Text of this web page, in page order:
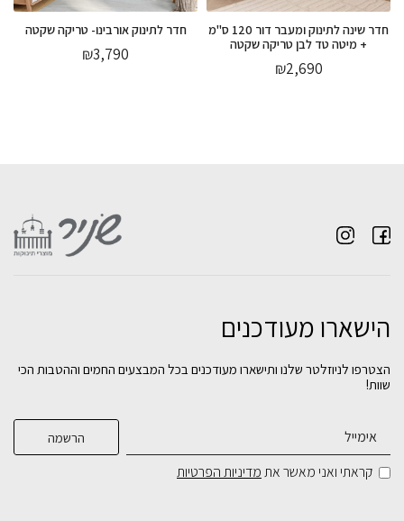
חדר שינה לתינוק ומעבר דור 120 ס"מ
+ מיטה טד לבן טריקה שקטה
₪2,690
חדר לתינוק אורבינו- טריקה שקטה
₪3,790
הישארו מעודכנים
הצטרפו לניוזלטר שלנו ותישארו מעודכנים בכל המבצעים החמים וההטבות הכי
שוות!
קראתי ואני מאשר אתמדיניות הפרטיות